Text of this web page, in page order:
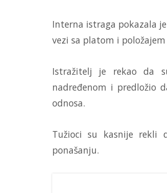
Interna istraga pokazala
vezi sa platom i položajem
Istražitelj je rekao da
nadređenom i predložio
odnosa.
Tužioci su kasnije rekli
ponašanju.